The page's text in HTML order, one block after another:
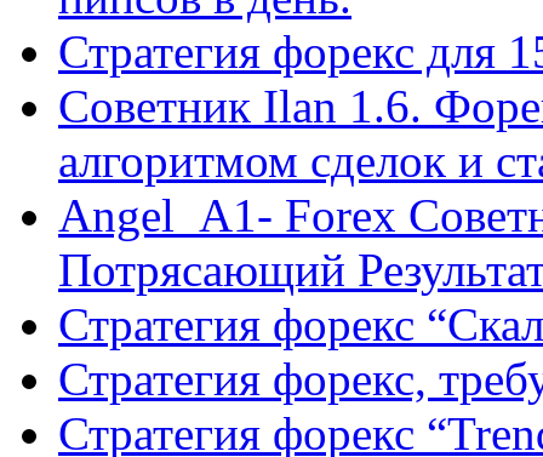
Стратегия форекс для
Советник Ilan 1.6.
алгоритмом сделок и
Angel_A1- Forex
Потрясающий
Стратегия форекс
Стратегия форекс,
Стратегия форекс